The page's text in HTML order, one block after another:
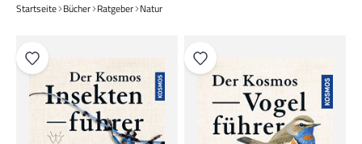
Startseite Bücher Ratgeber Natur